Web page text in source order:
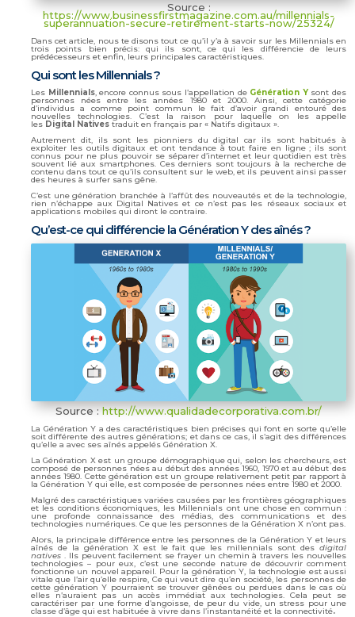
Source :
https://www.businessfirstmagazine.com.au/millennials-
superannuation-secure-retirement-starts-now/25324/
Dans cet article, nous te disons tout ce qu’il y’a à savoir sur les Millennials en
trois points bien précis: qui ils sont, ce qui les différencie de leurs
prédécesseurs et enfin, leurs principales caractéristiques.
Qui sont les Millennials ?
Les Millennials, encore connus sous l’appellation de Génération Y sont des
personnes nées entre les années 1980 et 2000. Ainsi, cette catégorie
d’individus a comme point commun le fait d’avoir grandi entouré des
nouvelles technologies. C’est la raison pour laquelle on les appelle
les Digital Natives traduit en français par « Natifs digitaux ».
Autrement dit, ils sont les pionniers du digital car ils sont habitués à
exploiter les outils digitaux et ont tendance à tout faire en ligne ; ils sont
connus pour ne plus pouvoir se séparer d’internet et leur quotidien est très
souvent lié aux smartphones. Ces derniers sont toujours à la recherche de
contenu dans tout ce qu’ils consultent sur le web, et ils peuvent ainsi passer
des heures à surfer sans gêne.
C’est une génération branchée à l’affût des nouveautés et de la technologie,
rien n’échappe aux Digital Natives et ce n’est pas les réseaux sociaux et
applications mobiles qui diront le contraire.
Qu’est-ce qui différencie la Génération Y des aînés ?
Source :http://www.qualidadecorporativa.com.br/
La Génération Y a des caractéristiques bien précises qui font en sorte qu’elle
soit différente des autres générations; et dans ce cas, il s’agit des différences
qu’elle a avec ses aînés appelés Génération X.
La Génération X est un groupe démographique qui, selon les chercheurs, est
composé de personnes nées au début des années 1960, 1970 et au début des
années 1980. Cette génération est un groupe relativement petit par rapport à
la Génération Y qui elle, est composée de personnes nées entre 1980 et 2000.
Malgré des caractéristiques variées causées par les frontières géographiques
et les conditions économiques, les Millennials ont une chose en commun :
une profonde connaissance des médias, des communications et des
technologies numériques. Ce que les personnes de la Génération X n’ont pas.
Alors, la principale différence entre les personnes de la Génération Y et leurs
aînés de la génération X est le fait que les millennials sont des digital
natives . Ils peuvent facilement se frayer un chemin à travers les nouvelles
technologies – pour eux, c’est une seconde nature de découvrir comment
fonctionne un nouvel appareil. Pour la génération Y, la technologie est aussi
vitale que l’air qu’elle respire, Ce qui veut dire qu’en société, les personnes de
cette génération Y pourraient se trouver gênées ou perdues dans le cas où
elles n’auraient pas un accès immédiat aux technologies. Cela peut se
caractériser par une forme d’angoisse, de peur du vide, un stress pour une
classe d’âge qui est habituée à vivre dans l’instantanéité et la connectivité.